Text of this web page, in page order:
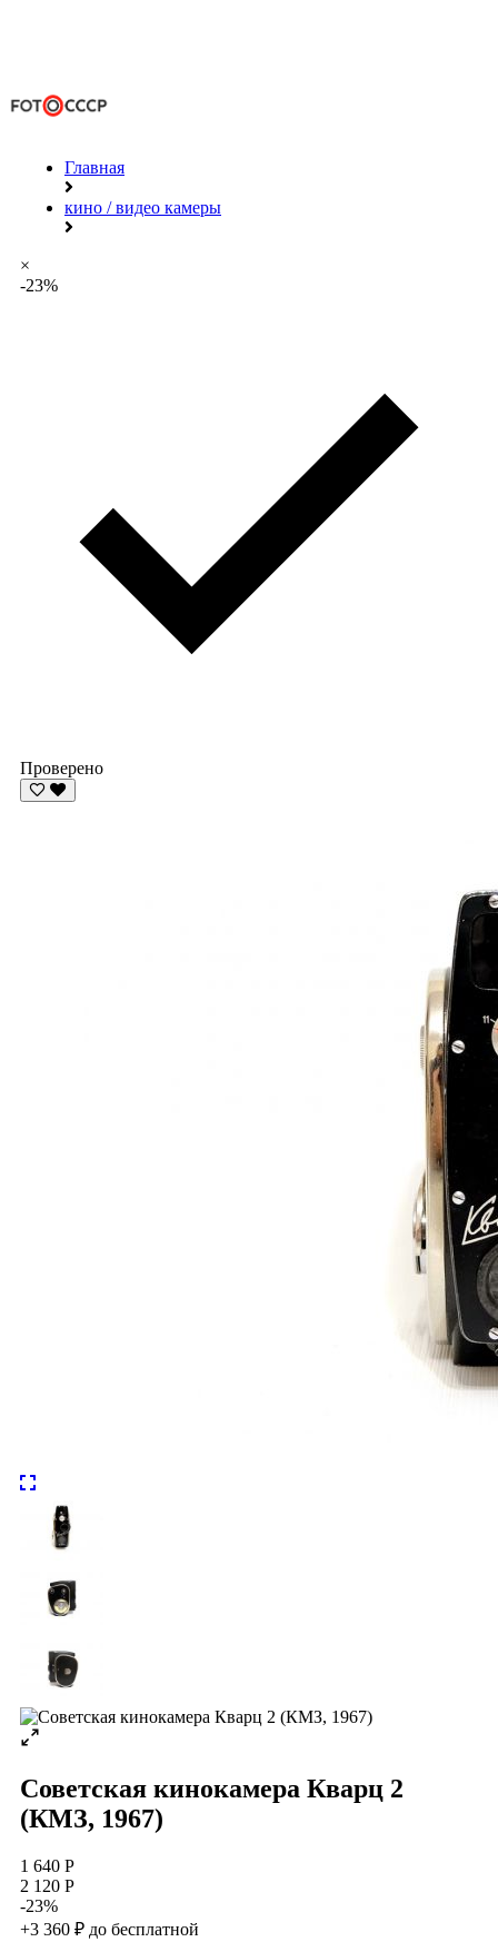
Главная
кино / видео камеры
×
-23%
Проверено
Советская кинокамера Кварц 2
(КМЗ, 1967)
1 640 Р
2 120 Р
-23%
+3 360 ₽ до бесплатной